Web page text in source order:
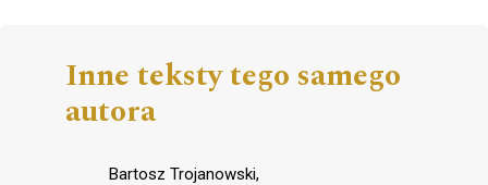
Inne teksty tego samego
autora
Bartosz Trojanowski,